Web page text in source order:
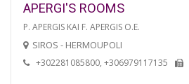
APERGI'S ROOMS
P. APERGIS KAI F. APERGIS O.E.
SIROS - HERMOUPOLI
+302281085800, +306979117135